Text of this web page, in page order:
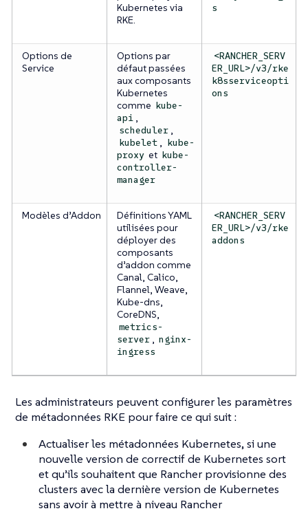
Kubernetes via
RKE.
s
Options de
Service
Options par
défaut passées
aux composants
Kubernetes
comme kube-
api ,
scheduler ,
kubelet , kube-
proxy et kube-
controller-
manager
<RANCHER_SERV
ER_URL>/v3/rke
k8sserviceopti
ons
Modèles d’Addon
Définitions YAML
utilisées pour
déployer des
composants
d’addon comme
Canal, Calico,
Flannel, Weave,
Kube-dns,
CoreDNS,
metrics-
server , nginx-
ingress
<RANCHER_SERV
ER_URL>/v3/rke
addons
Les administrateurs peuvent configurer les paramètres
de métadonnées RKE pour faire ce qui suit :
Actualiser les métadonnées Kubernetes, si une
nouvelle version de correctif de Kubernetes sort
et qu’ils souhaitent que Rancher provisionne des
clusters avec la dernière version de Kubernetes
sans avoir à mettre à niveau Rancher